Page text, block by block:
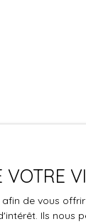
VOTRE
de vous
Ils nous